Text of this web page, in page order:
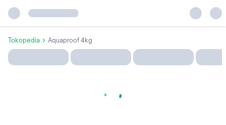
Tokopedia Aquaproof 4kg